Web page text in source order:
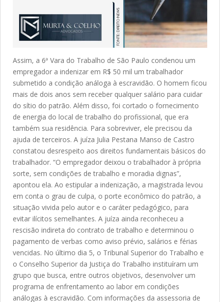
Assim, a 6ª Vara do Trabalho de São Paulo condenou um
empregador a indenizar em R$ 50 mil um trabalhador
submetido a condição análoga à escravidão. O homem ficou
mais de dois anos sem receber qualquer salário para cuidar
do sítio do patrão. Além disso, foi cortado o fornecimento
de energia do local de trabalho do profissional, que era
também sua residência. Para sobreviver, ele precisou da
ajuda de terceiros. A juíza Julia Pestana Manso de Castro
constatou desrespeito aos direitos fundamentais básicos do
trabalhador. “O empregador deixou o trabalhador à própria
sorte, sem condições de trabalho e moradia dignas”,
apontou ela. Ao estipular a indenização, a magistrada levou
em conta o grau de culpa, o porte econômico do patrão, a
situação vivida pelo autor e o caráter pedagógico, para
evitar ilícitos semelhantes. A juíza ainda reconheceu a
rescisão indireta do contrato de trabalho e determinou o
pagamento de verbas como aviso prévio, salários e férias
vencidas. No último dia 5, o Tribunal Superior do Trabalho e
o Conselho Superior da Justiça do Trabalho instituíram um
grupo que busca, entre outros objetivos, desenvolver um
programa de enfrentamento ao labor em condições
análogas à escravidão. Com informações da assessoria de